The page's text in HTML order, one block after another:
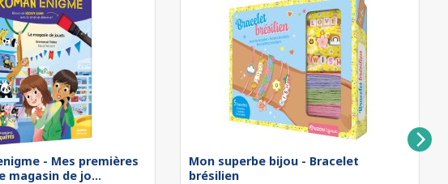
- Mes premières
magasin de jo...
Mon superbe bijou - Bracelet
brésilien